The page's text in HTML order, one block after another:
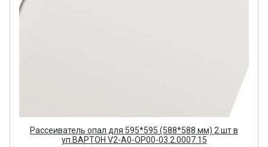
Рассеиватель опал для 595*595 (588*588 мм) 2 шт в
уп.ВАРТОН V2-A0-OP00-03.2.0007.15